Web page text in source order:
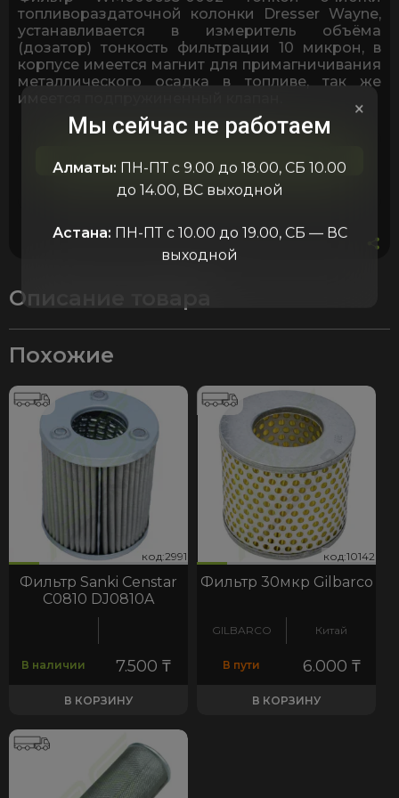
Dresser
Wayne
WM000695-
0002
с
магнитом
топливораздаточной колонки Dresser Wayne,
устанавливается в измеритель объёма
(дозатор) тонкость фильтрации 10 микрон, в
корпусе имеется магнит для примагничивания
металлического осадка в топливе, так же
имеется подпружиненный клапан.
Описание товара
Похожие
код:2991 код:2991
Фильтр Sanki Censtar
C0810 DJ0810A
В наличии 7.500 ₸
В КОРЗИНУ
код:10142 код:10142
Фильтр 30мкр Gilbarco
GILBARCO Китай
В пути 6.000 ₸
В КОРЗИНУ
×
Мы сейчас не работаем
Алматы: ПН-ПТ с 9.00 до 18.00, СБ 10.00
до 14.00, ВС выходной
Астана: ПН-ПТ с 10.00 до 19.00, СБ — ВС
выходной